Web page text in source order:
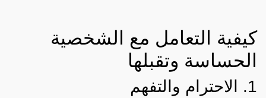
كيفية التعامل مع الشخصية
الحساسة وتقبلها
1. الاحترام والتفهم